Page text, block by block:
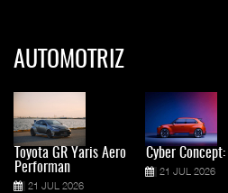
AUTOMOTRIZ
Toyota GR Yaris Aero
Performan
21 JUL 2026
Cyber Concept:
21 JUL 2026